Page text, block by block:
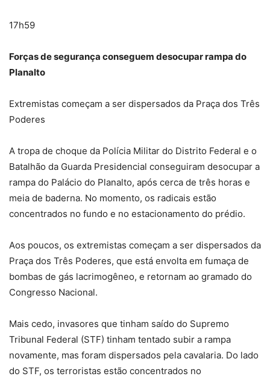
17h59
Forças de segurança conseguem desocupar rampa do
Planalto
Extremistas começam a ser dispersados da Praça dos Três
Poderes
A tropa de choque da Polícia Militar do Distrito Federal e o
Batalhão da Guarda Presidencial conseguiram desocupar a
rampa do Palácio do Planalto, após cerca de três horas e
meia de baderna. No momento, os radicais estão
concentrados no fundo e no estacionamento do prédio.
Aos poucos, os extremistas começam a ser dispersados da
Praça dos Três Poderes, que está envolta em fumaça de
bombas de gás lacrimogêneo, e retornam ao gramado do
Congresso Nacional.
Mais cedo, invasores que tinham saído do Supremo
Tribunal Federal (STF) tinham tentado subir a rampa
novamente, mas foram dispersados pela cavalaria. Do lado
do STF, os terroristas estão concentrados no